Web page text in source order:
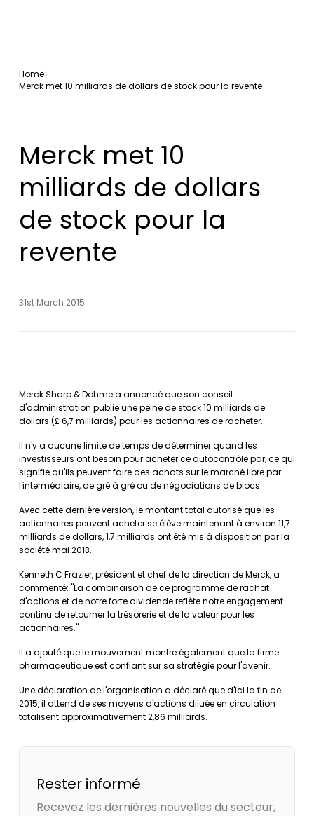
Home
Merck met 10 milliards de dollars de stock pour la revente
Merck met 10
milliards de dollars
de stock pour la
revente
31st March 2015
Merck Sharp & Dohme a annoncé que son conseil
d'administration publie une peine de stock 10 milliards de
dollars (£ 6,7 milliards) pour les actionnaires de racheter.
Il n'y a aucune limite de temps de déterminer quand les
investisseurs ont besoin pour acheter ce autocontrôle par, ce qui
signifie qu'ils peuvent faire des achats sur le marché libre par
l'intermédiaire, de gré à gré ou de négociations de blocs.
Avec cette dernière version, le montant total autorisé que les
actionnaires peuvent acheter se élève maintenant à environ 11,7
milliards de dollars, 1,7 milliards ont été mis à disposition par la
société mai 2013.
Kenneth C Frazier, président et chef de la direction de Merck, a
commenté: "La combinaison de ce programme de rachat
d'actions et de notre forte dividende reflète notre engagement
continu de retourner la trésorerie et de la valeur pour les
actionnaires."
Il a ajouté que le mouvement montre également que la firme
pharmaceutique est confiant sur sa stratégie pour l'avenir.
Une déclaration de l'organisation a déclaré que d'ici la fin de
2015, il attend de ses moyens d'actions diluée en circulation
totalisent approximativement 2,86 milliards.
Rester informé
Recevez les dernières nouvelles du secteur,